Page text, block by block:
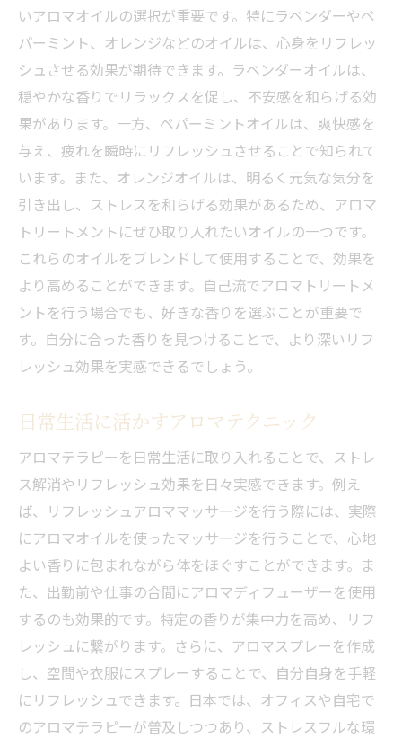
いアロマオイルの選択が重要です。特にラベンダーやペ
パーミント、オレンジなどのオイルは、心身をリフレッ
シュさせる効果が期待できます。ラベンダーオイルは、
穏やかな香りでリラックスを促し、不安感を和らげる効
果があります。一方、ペパーミントオイルは、爽快感を
与え、疲れを瞬時にリフレッシュさせることで知られて
います。また、オレンジオイルは、明るく元気な気分を
引き出し、ストレスを和らげる効果があるため、アロマ
トリートメントにぜひ取り入れたいオイルの一つです。
これらのオイルをブレンドして使用することで、効果を
より高めることができます。自己流でアロマトリートメ
ントを行う場合でも、好きな香りを選ぶことが重要で
す。自分に合った香りを見つけることで、より深いリフ
レッシュ効果を実感できるでしょう。
日常生活に活かすアロマテクニック
アロマテラピーを日常生活に取り入れることで、ストレ
ス解消やリフレッシュ効果を日々実感できます。例え
ば、リフレッシュアロママッサージを行う際には、実際
にアロマオイルを使ったマッサージを行うことで、心地
よい香りに包まれながら体をほぐすことができます。ま
た、出勤前や仕事の合間にアロマディフューザーを使用
するのも効果的です。特定の香りが集中力を高め、リフ
レッシュに繋がります。さらに、アロマスプレーを作成
し、空間や衣服にスプレーすることで、自分自身を手軽
にリフレッシュできます。日本では、オフィスや自宅で
のアロマテラピーが普及しつつあり、ストレスフルな環